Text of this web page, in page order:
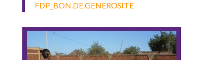
FDP_BON.DE.GENEROSITE